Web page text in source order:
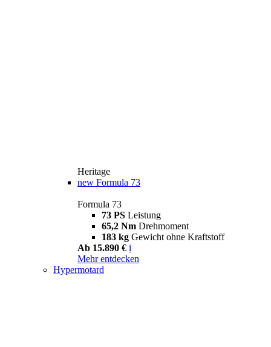
Heritage
new Formula 73
Formula 73
73 PS Leistung
65,2 Nm Drehmoment
183 kg Gewicht ohne Kraftstoff
Ab 15.890 € i
Mehr entdecken
Hypermotard